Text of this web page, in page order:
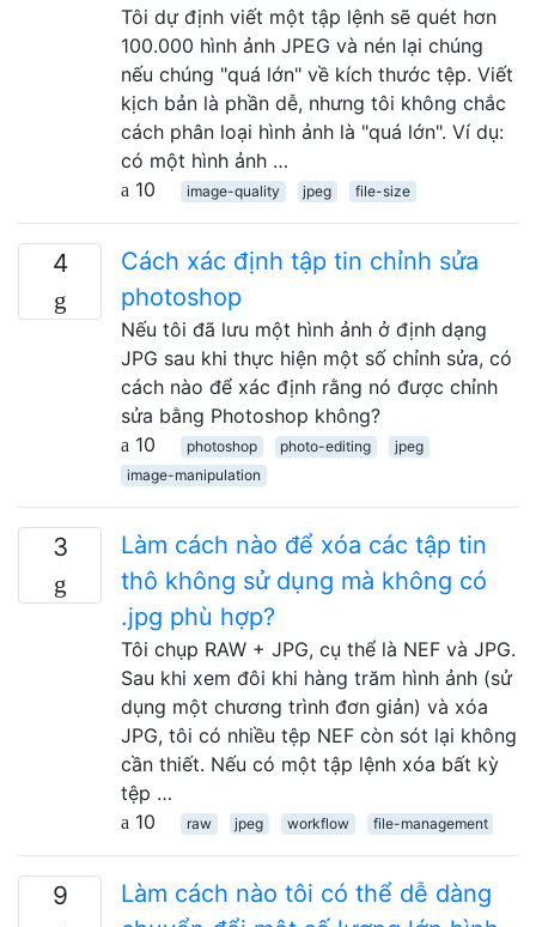
Tôi dự định viết một tập lệnh sẽ quét hơn
100.000 hình ảnh JPEG và nén lại chúng
nếu chúng "quá lớn" về kích thước tệp. Viết
kịch bản là phần dễ, nhưng tôi không chắc
cách phân loại hình ảnh là "quá lớn". Ví dụ:
có một hình ảnh …
10
image-quality jpeg file-size
4
Cách xác định tập tin chỉnh sửa
photoshop
Nếu tôi đã lưu một hình ảnh ở định dạng
JPG sau khi thực hiện một số chỉnh sửa, có
cách nào để xác định rằng nó được chỉnh
sửa bằng Photoshop không?
10
photoshop photo-editing
jpeg
image-manipulation
3
Làm cách nào để xóa các tập tin
thô không sử dụng mà không có
.jpg phù hợp?
Tôi chụp RAW + JPG, cụ thể là NEF và JPG.
Sau khi xem đôi khi hàng trăm hình ảnh (sử
dụng một chương trình đơn giản) và xóa
JPG, tôi có nhiều tệp NEF còn sót lại không
cần thiết. Nếu có một tập lệnh xóa bất kỳ
tệp …
10
raw jpeg workflow file-management
9
Làm cách nào tôi có thể dễ dàng